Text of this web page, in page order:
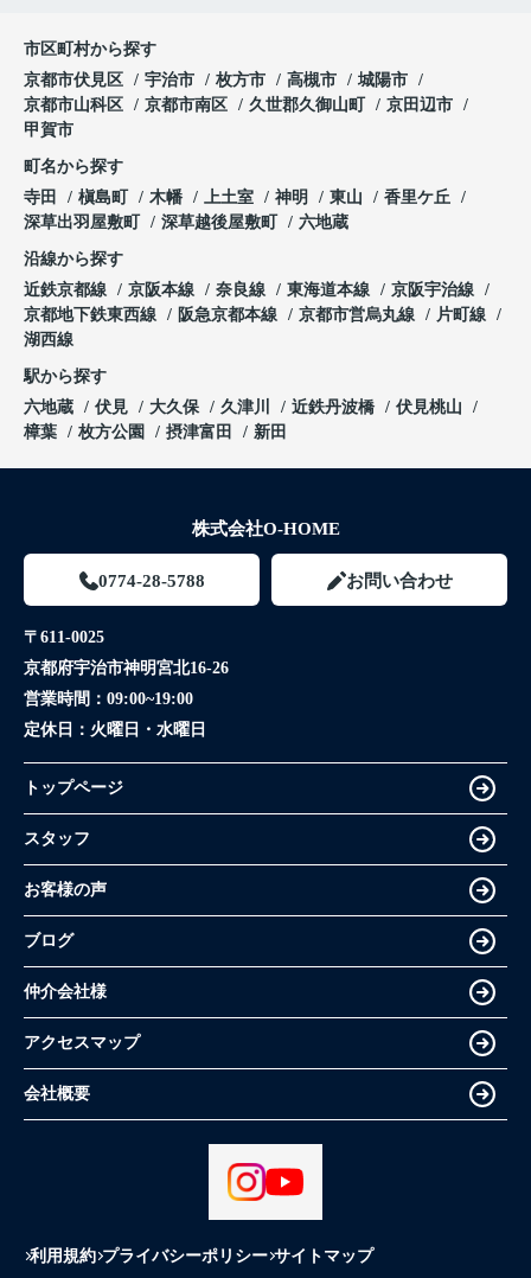
市区町村から探す
京都市伏見区
宇治市 枚方市 高槻市
城陽市
京都市山科区
京都市南区 久世郡久御山町
京田辺市
甲賀市
町名から探す
寺田
槇島町 木幡 上土室 神明 東山
香里ケ丘
深草出羽屋敷町
深草越後屋敷町 六地蔵
沿線から探す
近鉄京都線
京阪本線 奈良線 東海道本線
京阪宇治線
京都地下鉄東西線
阪急京都本線 京都市営烏丸線
片町線
湖西線
駅から探す
六地蔵
伏見 大久保 久津川 近鉄丹波橋
伏見桃山
樟葉
枚方公園 摂津富田 新田
株式会社O-HOME
0774-28-5788 お問い合わせ
〒611-0025
京都府宇治市神明宮北16-26
営業時間： 09:00~19:00
定休日： 火曜日・水曜日
トップページ
スタッフ
お客様の声
ブログ
仲介会社様
アクセスマップ
会社概要
利用規約 プライバシーポリシー サイトマップ